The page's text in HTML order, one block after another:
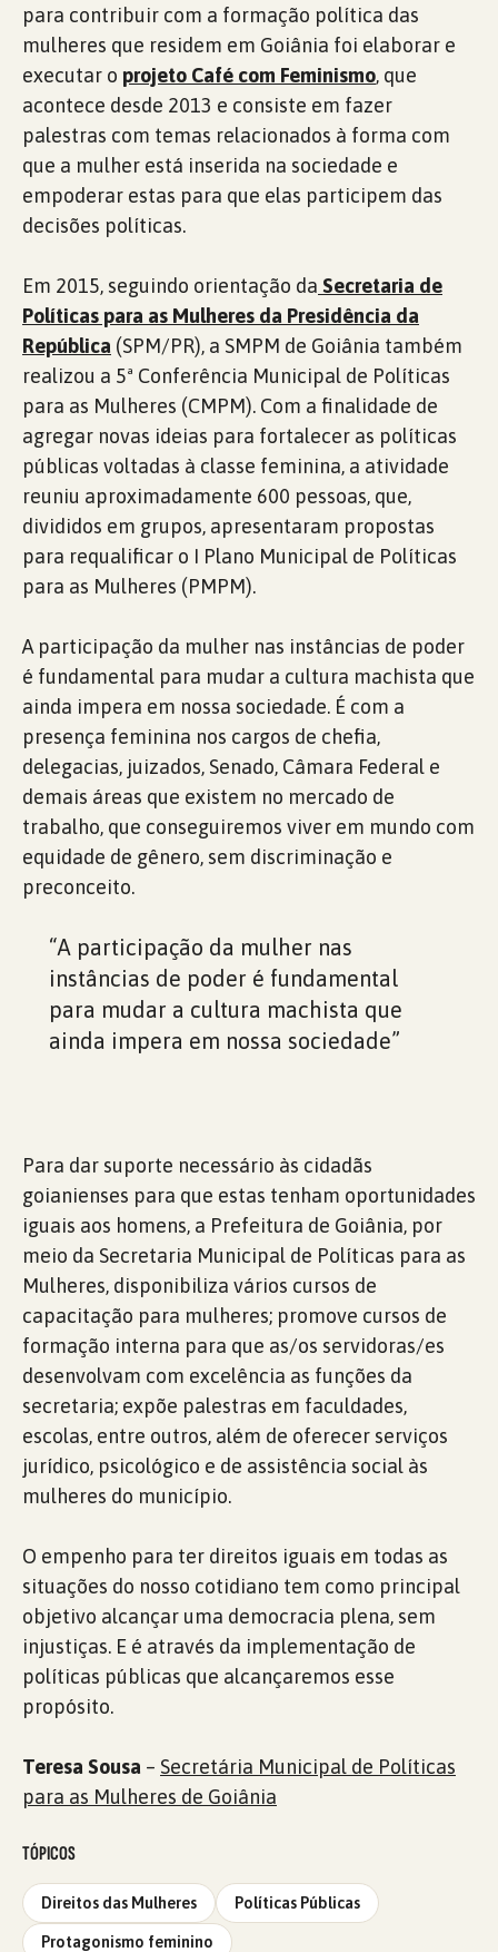
para contribuir com a formação política das
mulheres que residem em Goiânia foi elaborar e
executar o projeto Café com Feminismo, que
acontece desde 2013 e consiste em fazer
palestras com temas relacionados à forma com
que a mulher está inserida na sociedade e
empoderar estas para que elas participem das
decisões políticas.
Em 2015, seguindo orientação da Secretaria de
Políticas para as Mulheres da Presidência da
República (SPM/PR), a SMPM de Goiânia também
realizou a 5ª Conferência Municipal de Políticas
para as Mulheres (CMPM). Com a finalidade de
agregar novas ideias para fortalecer as políticas
públicas voltadas à classe feminina, a atividade
reuniu aproximadamente 600 pessoas, que,
divididos em grupos, apresentaram propostas
para requalificar o I Plano Municipal de Políticas
para as Mulheres (PMPM).
A participação da mulher nas instâncias de poder
é fundamental para mudar a cultura machista que
ainda impera em nossa sociedade. É com a
presença feminina nos cargos de chefia,
delegacias, juizados, Senado, Câmara Federal e
demais áreas que existem no mercado de
trabalho, que conseguiremos viver em mundo com
equidade de gênero, sem discriminação e
preconceito.
“A participação da mulher nas
instâncias de poder é fundamental
para mudar a cultura machista que
ainda impera em nossa sociedade”
Para dar suporte necessário às cidadãs
goianienses para que estas tenham oportunidades
iguais aos homens, a Prefeitura de Goiânia, por
meio da Secretaria Municipal de Políticas para as
Mulheres, disponibiliza vários cursos de
capacitação para mulheres; promove cursos de
formação interna para que as/os servidoras/es
desenvolvam com excelência as funções da
secretaria; expõe palestras em faculdades,
escolas, entre outros, além de oferecer serviços
jurídico, psicológico e de assistência social às
mulheres do município.
O empenho para ter direitos iguais em todas as
situações do nosso cotidiano tem como principal
objetivo alcançar uma democracia plena, sem
injustiças. E é através da implementação de
políticas públicas que alcançaremos esse
propósito.
Teresa Sousa – Secretária Municipal de Políticas
para as Mulheres de Goiânia
TÓPICOS
Direitos das Mulheres Políticas Públicas
Protagonismo feminino